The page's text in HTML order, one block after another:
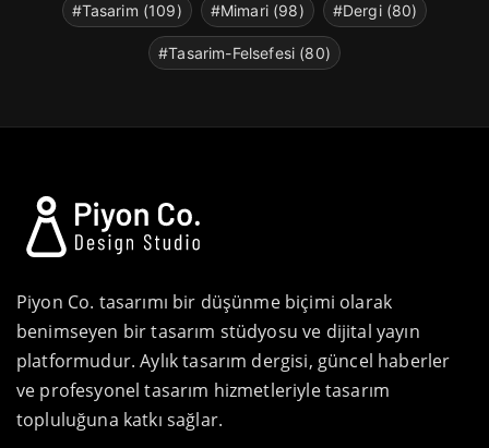
#Tasarim (109) #Mimari (98) #Dergi (80)
#Tasarim-Felsefesi (80)
Piyon Co. tasarımı bir düşünme biçimi olarak
benimseyen bir tasarım stüdyosu ve dijital yayın
platformudur. Aylık tasarım dergisi, güncel haberler
ve profesyonel tasarım hizmetleriyle tasarım
topluluğuna katkı sağlar.